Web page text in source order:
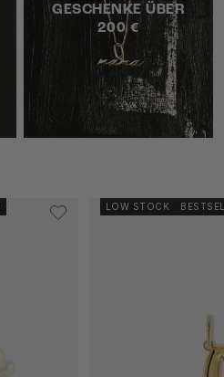
GESCHENKE ÜBER
200 €
LOW STOCK